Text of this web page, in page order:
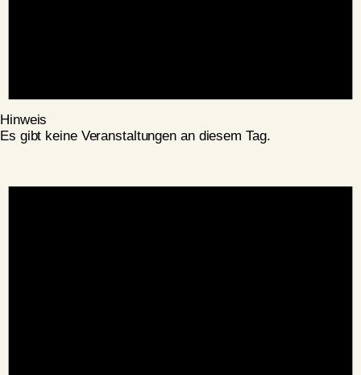
Hinweis
Es gibt keine Veranstaltungen an diesem Tag.